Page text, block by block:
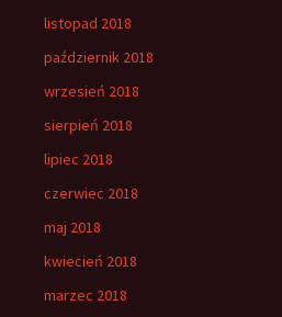
listopad 2018
październik 2018
wrzesień 2018
sierpień 2018
lipiec 2018
czerwiec 2018
maj 2018
kwiecień 2018
marzec 2018